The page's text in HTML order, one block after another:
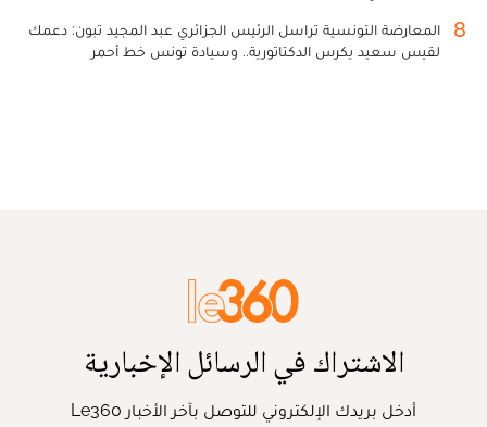
8
المعارضة التونسية تراسل الرئيس الجزائري عبد المجيد تبون: دعمك
لقيس سعيد يكرس الدكتاتورية.. وسيادة تونس خط أحمر
الاشتراك في الرسائل الإخبارية
أدخل بريدك الإلكتروني للتوصل بآخر الأخبار Le360